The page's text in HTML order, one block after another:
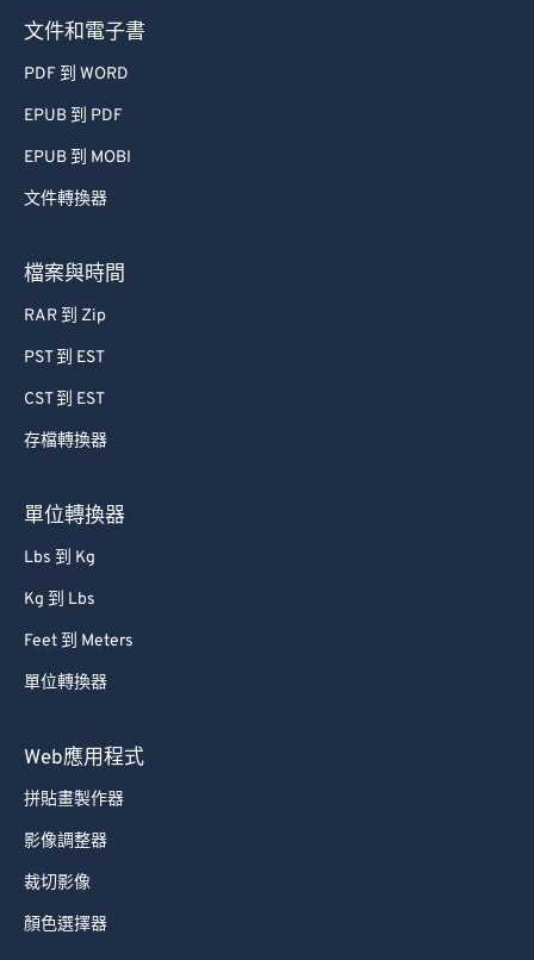
文件和電子書
PDF 到 WORD
EPUB 到 PDF
EPUB 到 MOBI
文件轉換器
檔案與時間
RAR 到 Zip
PST 到 EST
CST 到 EST
存檔轉換器
單位轉換器
Lbs 到 Kg
Kg 到 Lbs
Feet 到 Meters
單位轉換器
Web應用程式
拼貼畫製作器
影像調整器
裁切影像
顏色選擇器